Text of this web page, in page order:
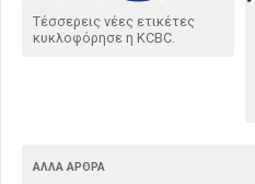
Τέσσερεις νέες ετικέτες
κυκλοφόρησε η KCBC.
ΆΛΛΑ ΆΡΘΡΑ